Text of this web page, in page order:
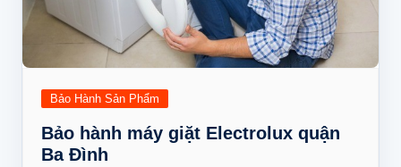
Bảo Hành Sản Phẩm
Bảo hành máy giặt Electrolux quận
Ba Đình